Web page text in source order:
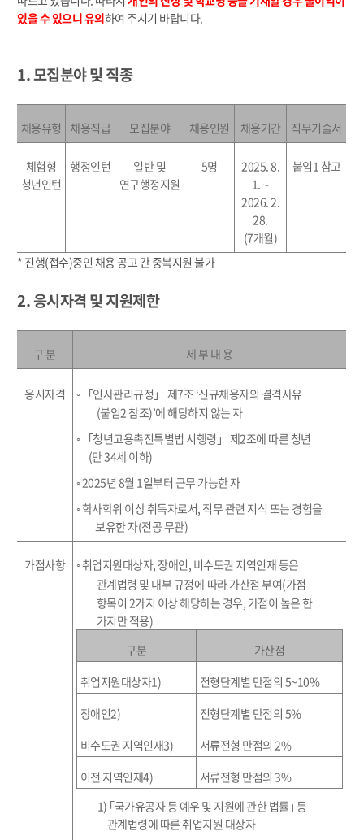
있을 수 있으니 유의하여 주시기 바랍니다.
1. 모집분야 및 직종
채용유형 채용직급 모집분야 채용인원 채용기간 직무기술서
체험형
청년인턴
행정인턴
일반 및
연구행정지원
5명
2025. 8.
1. ∼
2026. 2.
28.
(7개월)
붙임1 참고
* 진행(접수)중인 채용 공고 간 중복지원 불가
2. 응시자격 및 지원제한
구 분 세 부 내 용
응시자격 ◦ 「인사관리규정 」 제7조 ‘신규채용자의 결격사유
(붙임2 참조)’에 해당하지 않는 자
◦ 「청년고용촉진특별법 시행령 」 제2조에 따른 청년
(만34세 이하)
◦2025년 8월 1 일부터 근무 가능한 자
◦학사학위 이상 취득자로서 직무 관련 지식 또는 경험을
보유한 자(전공 무관)
가점사항 ◦취업지원대상자, 장애인 비수도권 지역인재 등은
관계법령 및 내부 규정에 따라 가산점 부여(가점
항목이 2가지 이상 해당하는 경우 가점이 높은 한
가지만 적용)
구분
가산점
취업지원대상자1) 전형단계별 만점의 5~10%
장애인2) 전형단계별 만점의 5%
비수도권 지역인재3) 서류전형 만점의2%
이전 지역인재4) 서류전형 만점의 3%
1) ｢국가유공자 등 예우 및 지원에 관한 법률 ｣ 등
관계법령에 따른 취업지원 대상자